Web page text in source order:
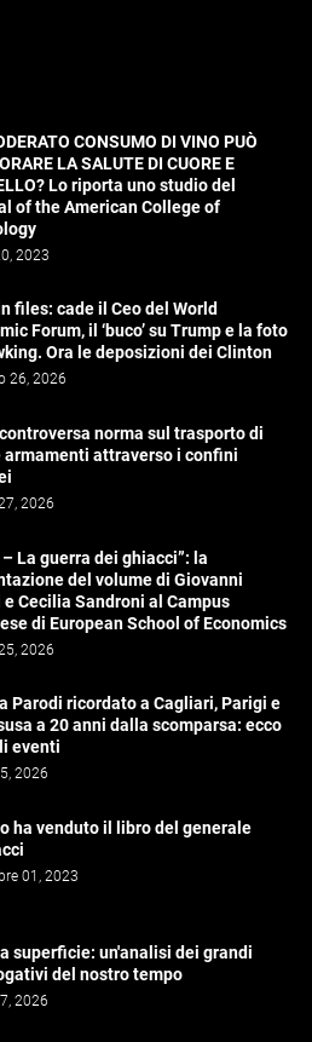
CONSUMO DI VINO PUÒ
LA SALUTE DI CUORE E
Lo riporta uno studio del
of the American College of
2023
files: cade il Ceo del World
Forum, il ‘buco’ su Trump e la foto
Ora le deposizioni dei Clinton
26, 2026
controversa norma sul trasporto di
armamenti attraverso i confini
2026
– La guerra dei ghiacci”: la
del volume di Giovanni
e Cecilia Sandroni al Campus
di European School of Economics
2026
Parodi ricordato a Cagliari, Parigi e
a 20 anni dalla scomparsa: ecco
eventi
2026
ha venduto il libro del generale
01, 2023
superficie: un'analisi dei grandi
del nostro tempo
2026